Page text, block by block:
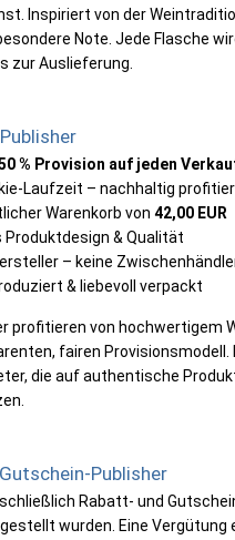
Inspiriert von der
Note. Jede Flasche
zur Auslieferung.
% Provision auf jeden
Laufzeit – nachhaltig
Warenkorb von 42,00 EUR
Produktdesign & Qualität
– keine
& liebevoll verpackt
profitieren von hochwertigem
fairen Provisionsmodell.
die auf authentische
Publisher
Rabatt- und
wurden. Eine